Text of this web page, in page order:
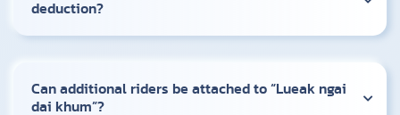
deduction?
Can additional riders be attached to “Lueak ngai
dai khum”?